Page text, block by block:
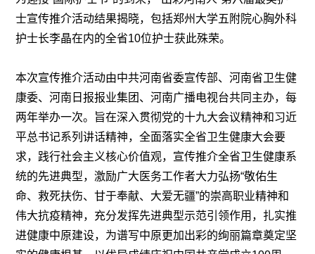
士宣传推介活动结果揭晓，包括郑州大学五附院心胸外科
护士长李晶在内的全省10位护士获此殊荣。
本次宣传推介活动由中共河南省委宣传部、河南省卫生健
康委、河南日报报业集团、河南广播电视台共同主办，每
两年举办一次。旨在深入贯彻党的十九大会议精神和习近
平总书记系列讲话精神，全面落实全省卫生健康大会要
求，践行社会主义核心价值观，宣传推介全省卫生健康系
统的先进典型，激励广大医务工作者大力弘扬“敬佑生
命、救死扶伤、甘于奉献、大爱无疆”的崇高职业精神和
伟大抗疫精神，充分发挥先进典型示范引领作用，扎实推
进健康中原建设，为谱写中原更加出彩的绚丽篇章奠定坚